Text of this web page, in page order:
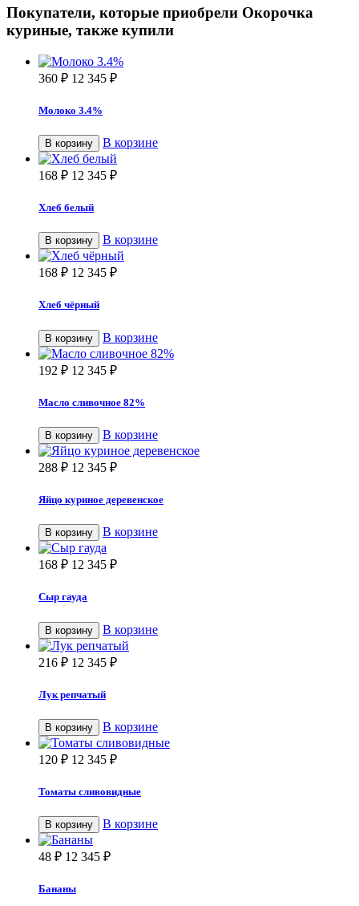
Покупатели, которые приобрели Окорочка
куриные, также купили
360 ₽ 12 345 ₽
Молоко 3.4%
В корзину В корзине
168 ₽ 12 345 ₽
Хлеб белый
В корзину В корзине
168 ₽ 12 345 ₽
Хлеб чёрный
В корзину В корзине
192 ₽ 12 345 ₽
Масло сливочное 82%
В корзину В корзине
288 ₽ 12 345 ₽
Яйцо куриное деревенское
В корзину В корзине
168 ₽ 12 345 ₽
Сыр гауда
В корзину В корзине
216 ₽ 12 345 ₽
Лук репчатый
В корзину В корзине
120 ₽ 12 345 ₽
Томаты сливовидные
В корзину В корзине
48 ₽ 12 345 ₽
Бананы